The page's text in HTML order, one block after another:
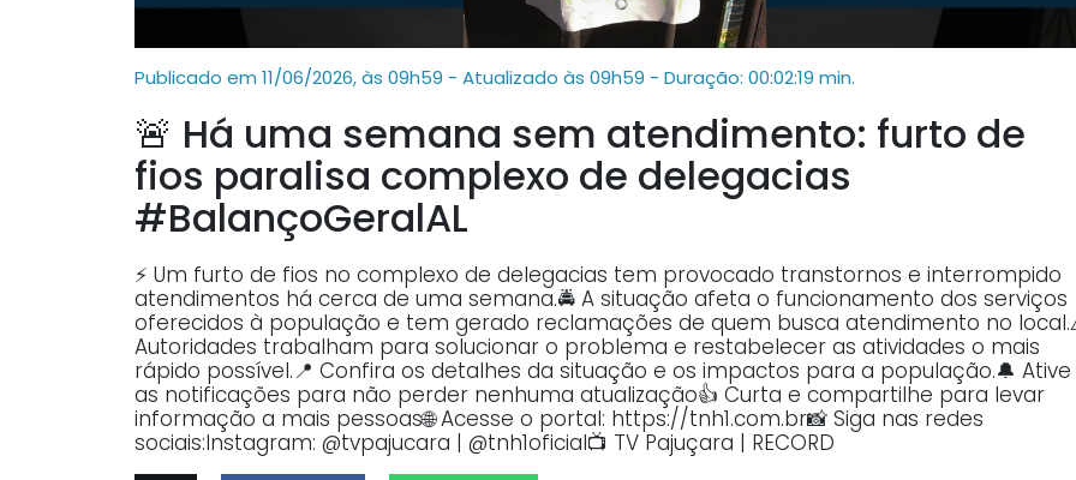
Publicado em 11/06/2026, às 09h59 - Atualizado às 09h59 - Duração: 00:02:19 min.
🚨 Há uma semana sem atendimento: furto de
fios paralisa complexo de delegacias
#BalançoGeralAL
⚡ Um furto de fios no complexo de delegacias tem provocado transtornos e interrompido
atendimentos há cerca de uma semana.🚔 A situação afeta o funcionamento dos serviços
oferecidos à população e tem gerado reclamações de quem busca atendimento no
Autoridades trabalham para solucionar o problema e restabelecer as atividades o mais
rápido possível.📍 Confira os detalhes da situação e os impactos para a população.🔔 Ative
as notificações para não perder nenhuma atualização👍 Curta e compartilhe para levar
informação a mais pessoas🌐 Acesse o portal: https://tnh1.com.br📸 Siga nas redes
sociais:Instagram: @tvpajucara | @tnh1oficial📺 TV Pajuçara | RECORD